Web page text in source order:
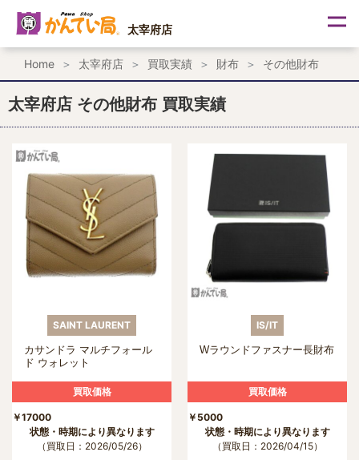
ス
ッ
プ
太宰府店
Home 太宰府店 買取実績 財布 その他財布
太宰府店 その他財布 買取実績
SAINT LAURENT
カサンドラ マルチフォール
ド ウォレット
買取価格
￥17000
状態・時期により異なります
（買取日：2026/05/26）
IS/IT
Wラウンドファスナー長財布
買取価格
￥5000
状態・時期により異なります
（買取日：2026/04/15）